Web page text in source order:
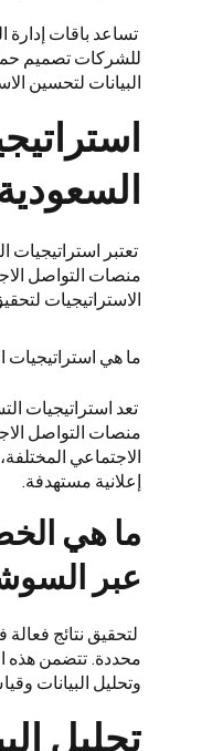
تساعد باقات
للشركات تصميم
البيانات لتحسين
تعتبر
منصات التواصل
الاستراتيجيات
ما هي استراتيجيات
تعد استراتيجيات
منصات التواصل
الاجتماعي
إعلانية مستهدفة.
ما هي
عبر
لتحقيق نتائج
محددة. تتضمن هذه
وتحليل البيانات
تحليل